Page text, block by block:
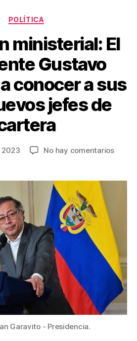
Categorías
POLÍTICA
ministerial: El
Gustavo
conocer a sus
jefes de
2023 No hay comentariosen
dio
a
a
sus
siete
jefes
Garavito - Presidencia.